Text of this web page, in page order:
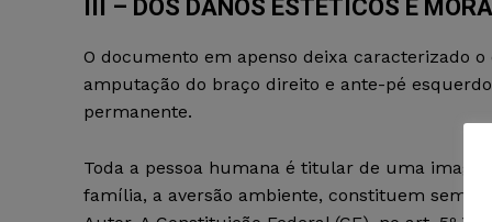
III – DOS DANOS ESTÉTICOS E
O documento em apenso deixa caracterizado
amputação do braço direito e ante-pé
permanente.
Toda a pessoa humana é titular de uma
família, a aversão ambiente, constituem sem